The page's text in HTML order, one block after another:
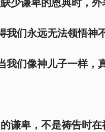
我们永远无法领悟
我们像神儿子一样，
谦卑，不是祷告时